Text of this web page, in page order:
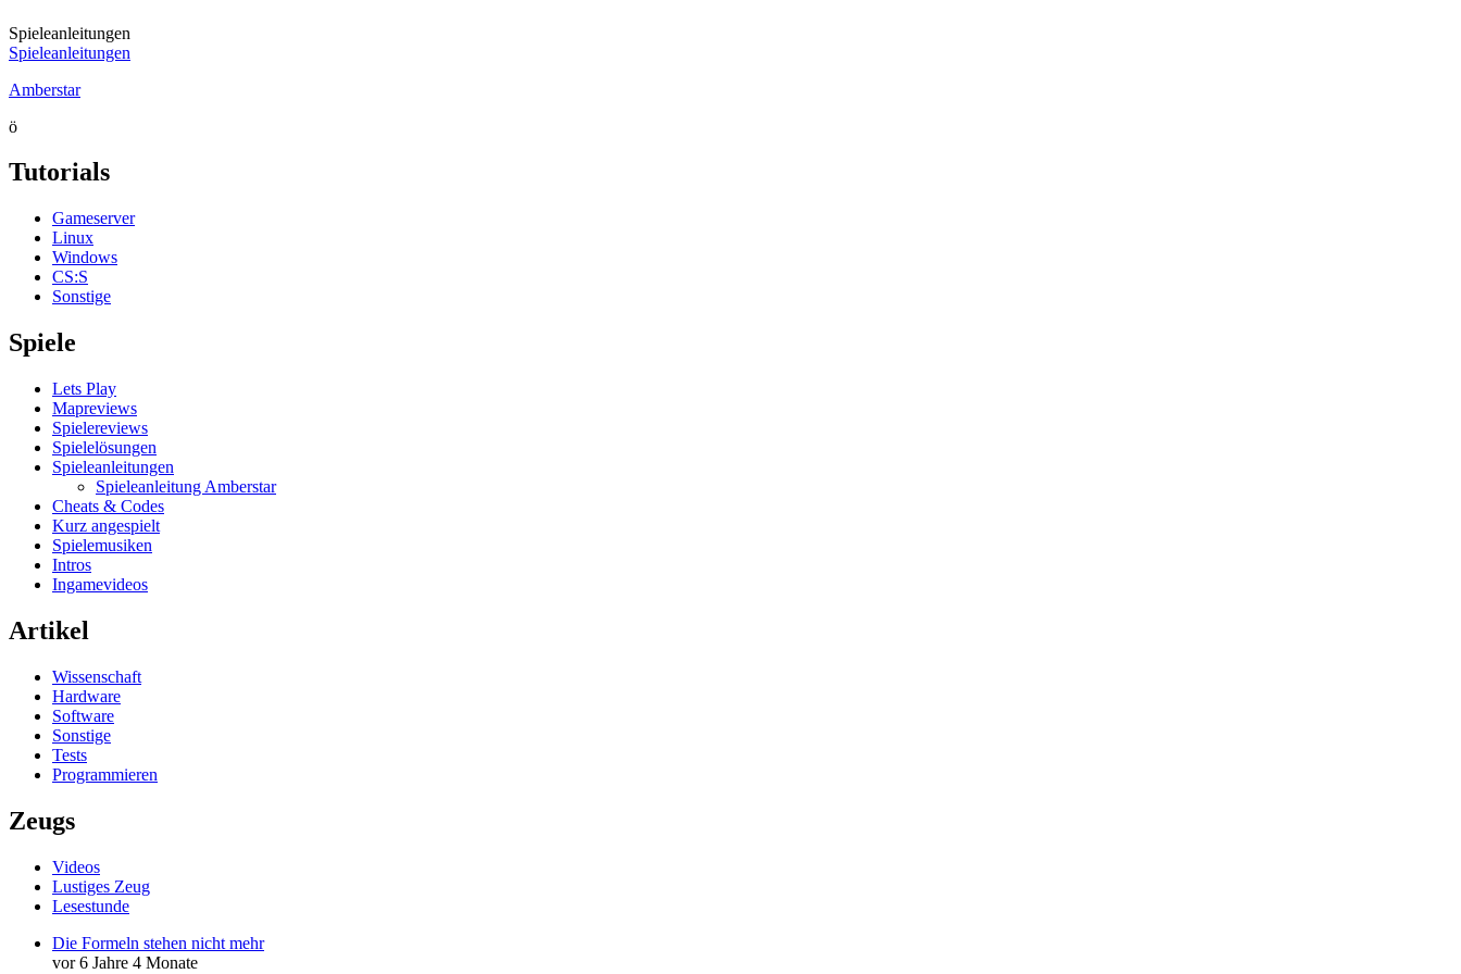
Spieleanleitungen
Spieleanleitungen
Amberstar
ö
Tutorials
Gameserver
Linux
Windows
CS:S
Sonstige
Spiele
Lets Play
Mapreviews
Spielereviews
Spielelösungen
Spieleanleitungen
Spieleanleitung Amberstar
Cheats & Codes
Kurz angespielt
Spielemusiken
Intros
Ingamevideos
Artikel
Wissenschaft
Hardware
Software
Sonstige
Tests
Programmieren
Zeugs
Videos
Lustiges Zeug
Lesestunde
Die Formeln stehen nicht mehr
vor 6 Jahre 4 Monate